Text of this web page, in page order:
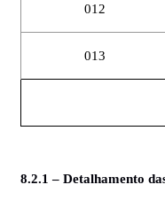
012
013
8.2.1 – Detalhamento